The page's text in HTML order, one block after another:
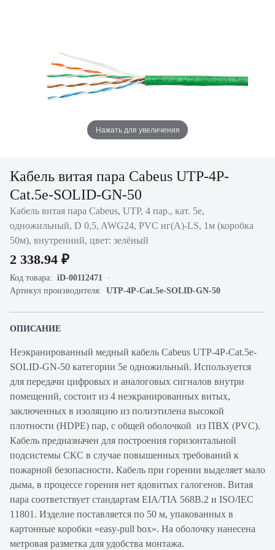
Нажать для увеличения
Кабель витая пара Cabeus UTP-4P-
Cat.5e-SOLID-GN-50
Кабель витая пара Cabeus, UTP, 4 пар., кат. 5е,
одножильный, D 0,5, AWG24, PVC нг(А)-LS, 1м (коробка
50м), внутренний, цвет: зелёный
2 338.94 ₽
Код товара: iD-00112471
Артикул производителя: UTP-4P-Cat.5e-SOLID-GN-50
ОПИСАНИЕ
Неэкранированный медный кабель Cabeus UTP-4P-Cat.5e-
SOLID-GN-50 категории 5е одножильный. Используется
для передачи цифровых и аналоговых сигналов внутри
помещений, состоит из 4 неэкранированных витых,
заключенных в изоляцию из полиэтилена высокой
плотности (HDPE) пар, с общей оболочкой из ПВХ (PVC).
Кабель предназначен для построения горизонтальной
подсистемы СКС в случае повышенных требований к
пожарной безопасности. Кабель при горении выделяет мало
дыма, в процессе горения нет ядовитых галогенов. Витая
пара соответствует стандартам EIA/TIA 568B.2 и ISO/IEC
11801. Изделие поставляется по 50 м, упакованных в
картонные коробки «easy-pull box». На оболочку нанесена
метровая разметка для удобства монтажа.